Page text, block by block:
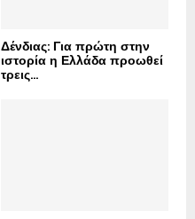
Δένδιας: Για πρώτη στην
ιστορία η Ελλάδα προωθεί
τρεις...